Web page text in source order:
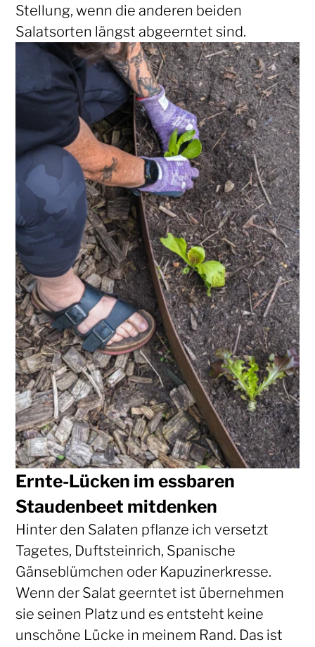
Stellung, wenn die anderen beiden
Salatsorten längst abgeerntet sind.
Ernte-Lücken im essbaren
Staudenbeet mitdenken
Hinter den Salaten pflanze ich versetzt
Tagetes, Duftsteinrich, Spanische
Gänseblümchen oder Kapuzinerkresse.
Wenn der Salat geerntet ist übernehmen
sie seinen Platz und es entsteht keine
unschöne Lücke in meinem Rand. Das ist